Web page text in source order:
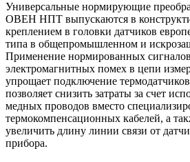
Универсальные нормирующие
ОВЕН НПТ выпускаются в
креплением в головки датчиков
типа в общепромышленном и
Применение нормированных
электромагнитных помех в цепи
упрощает подключение
позволяет снизить затраты за счет
медных проводов вместо
термокомпенсационных кабелей, а
увеличить длину линии связи от
прибора.